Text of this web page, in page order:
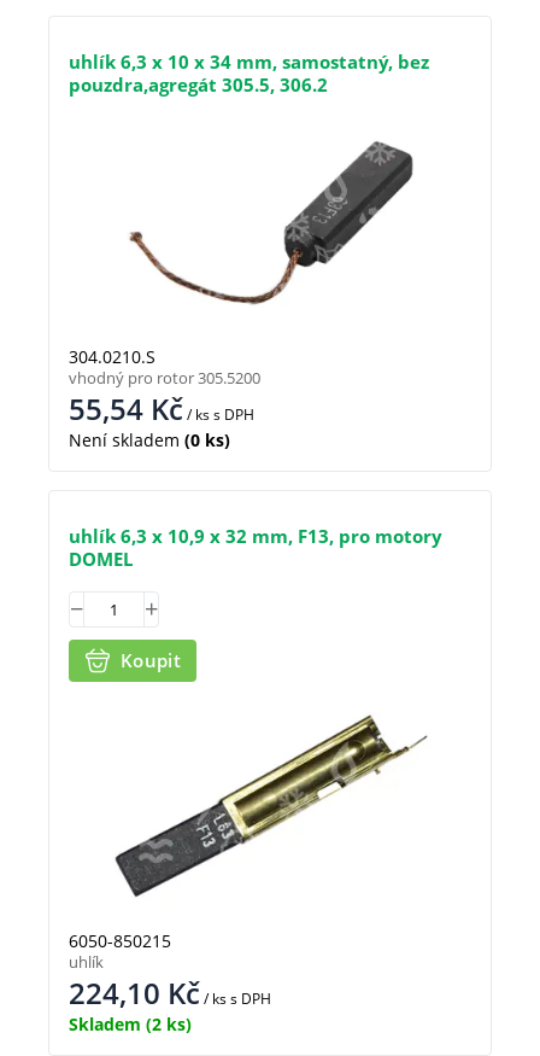
uhlík 6,3 x 10 x 34 mm, samostatný, bez
pouzdra,agregát 305.5, 306.2
304.0210.S
55,54 Kč/ kss DPH
Není skladem (0 ks)
vhodný pro rotor 305.5200
uhlík 6,3 x 10,9 x 32 mm, F13, pro motory
DOMEL
6050-850215
224,10 Kč/ kss DPH
Skladem (2 ks)
Koupit
uhlík